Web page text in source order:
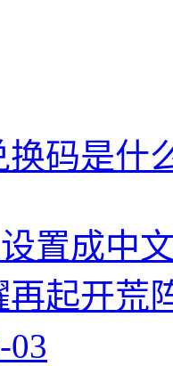
码是什
置成中
再起开荒
03